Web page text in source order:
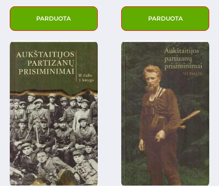
PARDUOTA PARDUOTA